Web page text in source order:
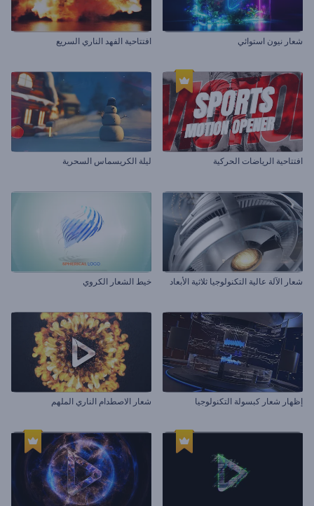
شعار نيون استوائي افتتاحية الفهد الناري السريع
افتتاحية الرياضات الحركية ليلة الكريسماس السحرية
شعار الآلة عالية التكنولوجيا ثلاثية الأبعاد خيط الشعار الكروي
إظهار شعار كبسولة التكنولوجيا شعار الاصطدام الناري الملهم